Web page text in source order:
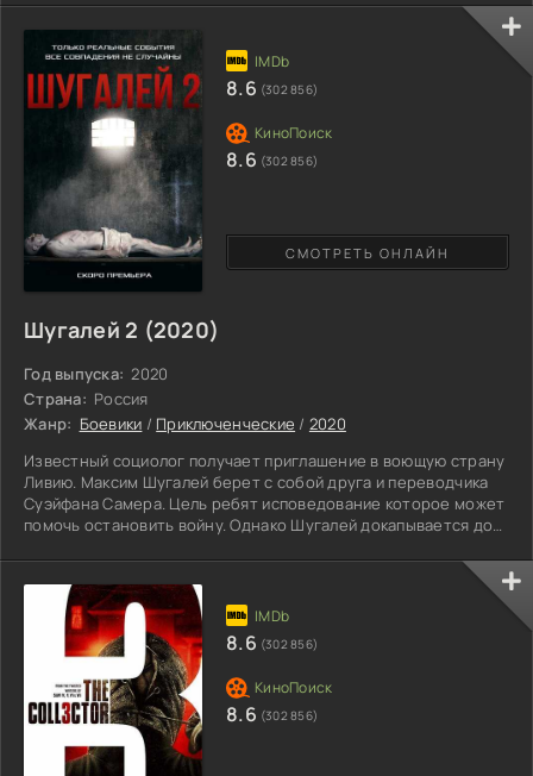
важно кто пострадавший, друг или просто прохожий. Мужчина
имел неординарное мышление, из чего странные способы
добиваться правды. Руководству подобные выходки
доставляли хлопоты, но благодаря хорошей раскрываемости
они терпели
Шугалей 2 (2020)
Год выпуска: 2020
Страна: Россия
Жанр: Боевики / Приключенческие / 2020
Известный социолог получает приглашение в воющую страну
Ливию. Максим Шугалей берет с собой друга и переводчика
Суэйфана Самера. Цель ребят исповедование которое может
помочь остановить войну. Однако Шугалей докапывается до
чинов государства. По выдуманным предлогам героев
сажают в тюрьму, где они подвергаются пыткам и избиениям.
Злодеи не учли одного, что заключенные за долгие годы
тоже владеют ценными данными. Так Макс постепенно
СМОТРЕТЬ ОНЛАЙН
8.6 (302 856)
8.6 (302 856)
8.6 (302 856)
8.6 (302 856)